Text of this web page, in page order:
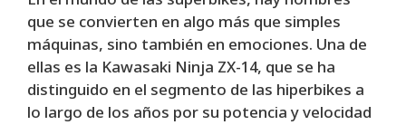
que se convierten en algo más que simples
máquinas, sino también en emociones. Una de
ellas es la Kawasaki Ninja ZX-14, que se ha
distinguido en el segmento de las hiperbikes a
lo largo de los años por su potencia y velocidad